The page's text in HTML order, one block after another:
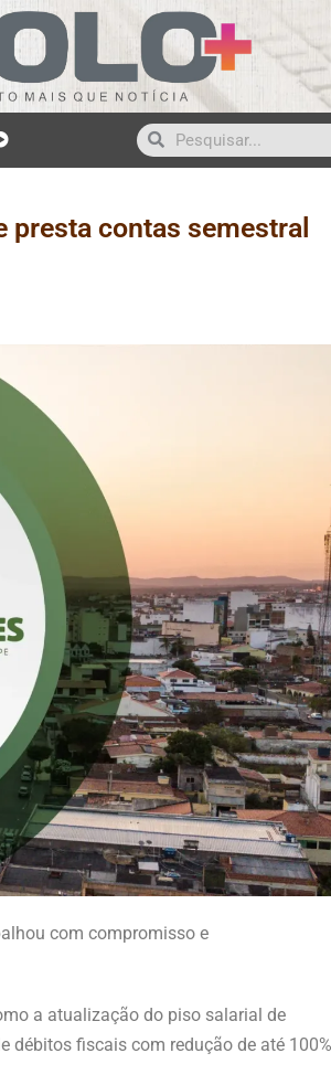
presta contas semestral
com compromisso e
a atualização do piso salarial de
débitos fiscais com redução de até 100%